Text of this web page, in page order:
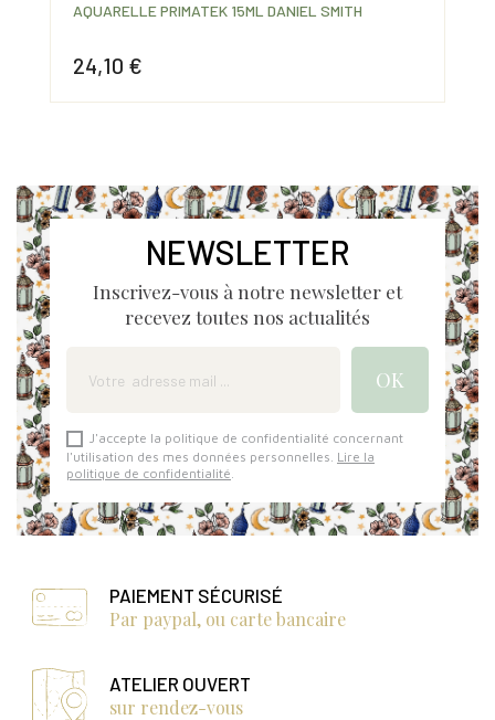
24,10 €
AQUARELLE PRIMATEK 15ML DANIEL SMITH
NEWSLETTER
Inscrivez-vous à notre newsletter et
recevez toutes nos actualités
J'accepte la politique de confidentialité concernant
l'utilisation des mes données personnelles. Lire la
politique de confidentialité
PAIEMENT SÉCURISÉ
Par paypal, ou carte bancaire
ATELIER OUVERT
sur rendez-vous